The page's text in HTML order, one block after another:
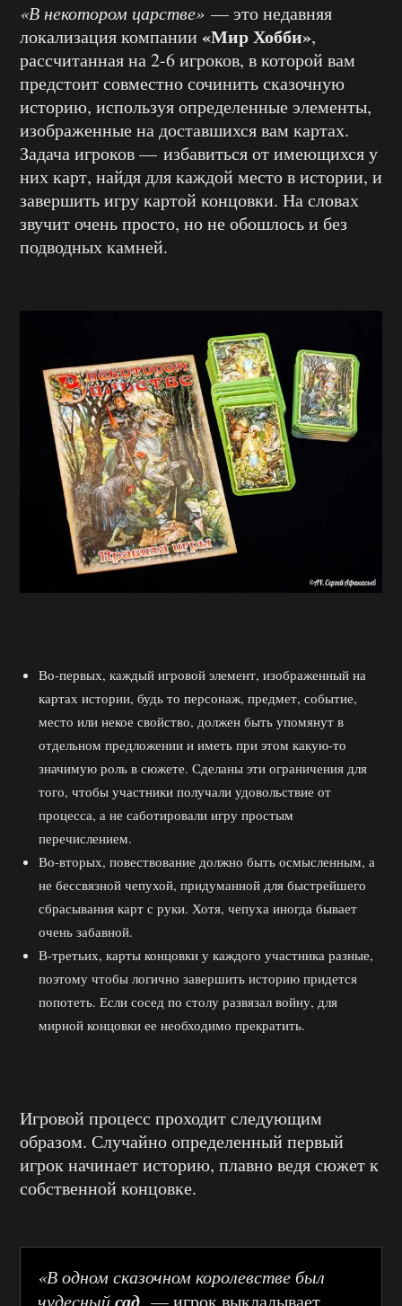
«В некотором царстве» — это недавняя
локализация компании «Мир Хобби»,
рассчитанная на 2-6 игроков, в которой вам
предстоит совместно сочинить сказочную
историю, используя определенные элементы,
изображенные на доставшихся вам картах.
Задача игроков — избавиться от имеющихся у
них карт, найдя для каждой место в истории, и
завершить игру картой концовки. На словах
звучит очень просто, но не обошлось и без
подводных камней.
Во-первых, каждый игровой элемент, изображенный на
картах истории, будь то персонаж, предмет, событие,
место или некое свойство, должен быть упомянут в
отдельном предложении и иметь при этом какую-то
значимую роль в сюжете. Сделаны эти ограничения для
того, чтобы участники получали удовольствие от
процесса, а не саботировали игру простым
перечислением.
Во-вторых, повествование должно быть осмысленным, а
не бессвязной чепухой, придуманной для быстрейшего
сбрасывания карт с руки. Хотя, чепуха иногда бывает
очень забавной.
В-третьих, карты концовки у каждого участника разные,
поэтому чтобы логично завершить историю придется
попотеть. Если сосед по столу развязал войну, для
мирной концовки ее необходимо прекратить.
Игровой процесс проходит следующим
образом. Случайно определенный первый
игрок начинает историю, плавно ведя сюжет к
собственной концовке.
«В одном сказочном королевстве был
чудесныйсад — игрок выкладывает